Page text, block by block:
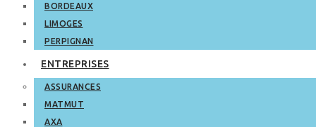
BORDEAUX
LIMOGES
PERPIGNAN
ENTREPRISES
ASSURANCES
MATMUT
AXA